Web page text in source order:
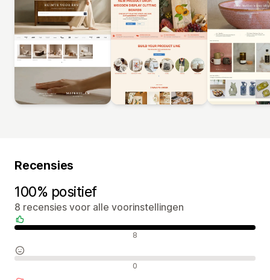
Recensies
100% positief
8 recensies voor alle voorinstellingen
Positieve recensies 8
Neutrale recensies 0